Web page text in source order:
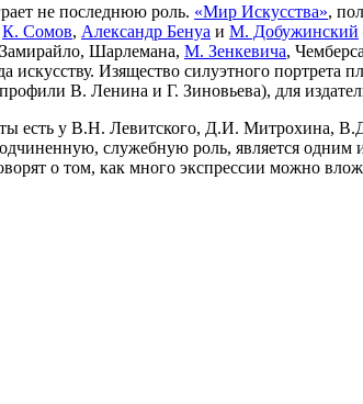
не последнюю роль. «Мир Искусства»,
К. Сомов, Александр Бенуа и М. Добужинский
Шарлемана, М. Зенкевича,
искусству. Изящество силуэтного портрета
В. Ленина и Г. Зиновьева), для
есть у В.Н. Левитского, Д.И. Митрохина,
служебную роль, является одним
о том, как много экспрессии можно